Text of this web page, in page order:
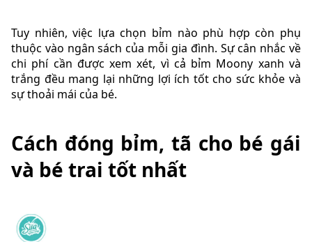
Tuy nhiên, việc lựa chọn bỉm nào phù hợp còn phụ
thuộc vào ngân sách của mỗi gia đình. Sự cân nhắc về
chi phí cần được xem xét, vì cả bỉm Moony xanh và
trắng đều mang lại những lợi ích tốt cho sức khỏe và
sự thoải mái của bé.
Cách đóng bỉm, tã cho bé gái
và bé trai tốt nhất